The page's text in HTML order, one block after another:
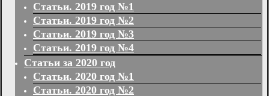
Статьи. 2019 год №1
Статьи. 2019 год №2
Статьи. 2019 год №3
Статьи. 2019 год №4
Статьи за 2020 год
Статьи. 2020 год №1
Статьи. 2020 год №2